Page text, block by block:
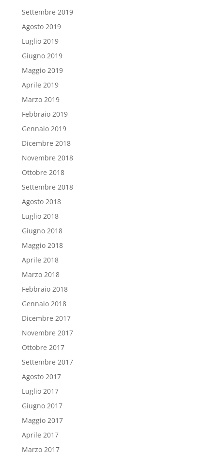
Settembre 2019
Agosto 2019
Luglio 2019
Giugno 2019
Maggio 2019
Aprile 2019
Marzo 2019
Febbraio 2019
Gennaio 2019
Dicembre 2018
Novembre 2018
Ottobre 2018
Settembre 2018
Agosto 2018
Luglio 2018
Giugno 2018
Maggio 2018
Aprile 2018
Marzo 2018
Febbraio 2018
Gennaio 2018
Dicembre 2017
Novembre 2017
Ottobre 2017
Settembre 2017
Agosto 2017
Luglio 2017
Giugno 2017
Maggio 2017
Aprile 2017
Marzo 2017